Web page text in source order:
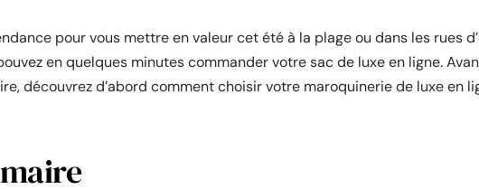
pour vous mettre en valeur cet été à la plage ou dans les rues
en quelques minutes commander votre sac de luxe en ligne.
découvrez d’abord comment choisir votre maroquinerie de luxe en